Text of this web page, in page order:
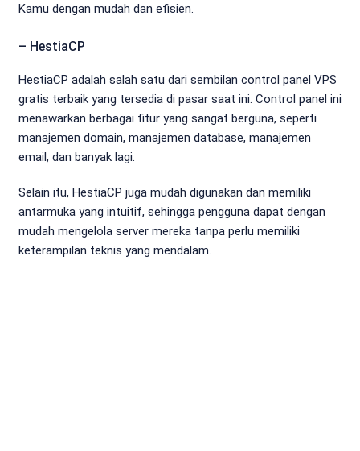
Kamu dengan mudah dan efisien.
– HestiaCP
HestiaCP adalah salah satu dari sembilan control panel VPS
gratis terbaik yang tersedia di pasar saat ini. Control panel ini
menawarkan berbagai fitur yang sangat berguna, seperti
manajemen domain, manajemen database, manajemen
email, dan banyak lagi.
Selain itu, HestiaCP juga mudah digunakan dan memiliki
antarmuka yang intuitif, sehingga pengguna dapat dengan
mudah mengelola server mereka tanpa perlu memiliki
keterampilan teknis yang mendalam.